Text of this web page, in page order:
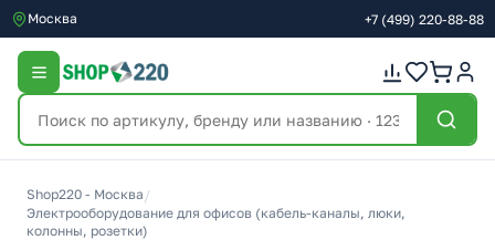
Москва +7 (499) 220-88-88
Shop220 - Москва /
Электрооборудование для офисов (кабель-каналы, люки,
колонны, розетки)